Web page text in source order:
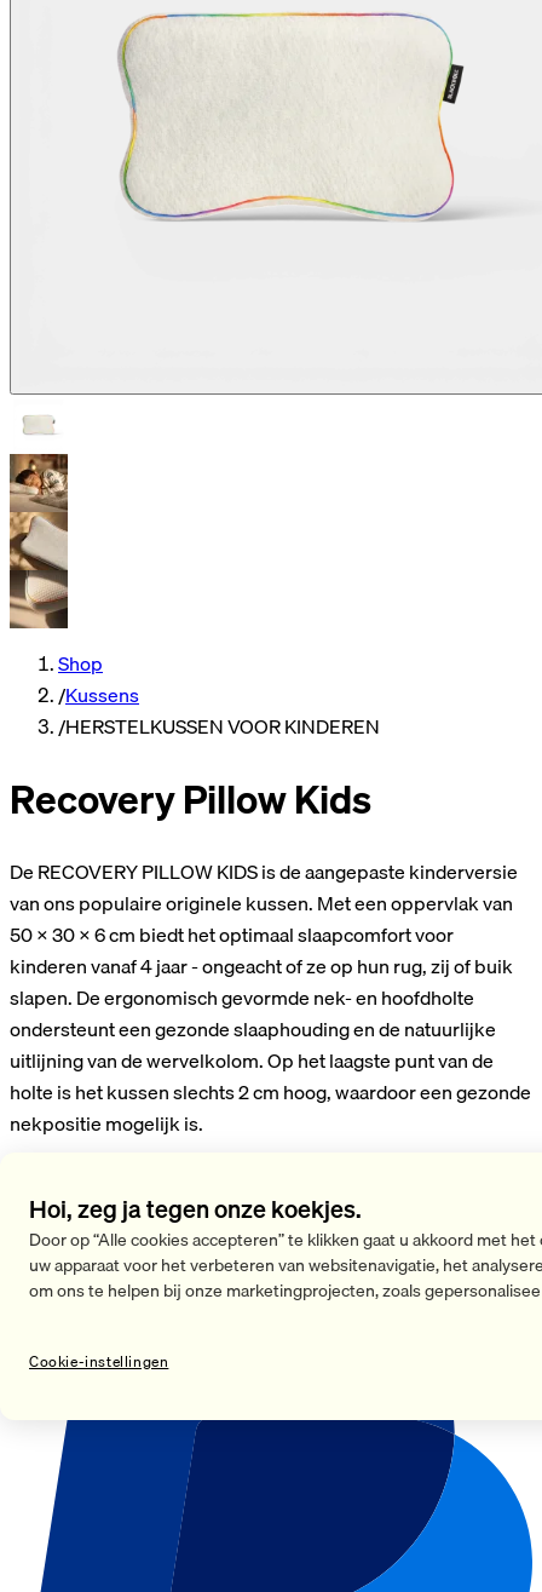
Shop
/Kussens
/HERSTELKUSSEN VOOR KINDEREN
Recovery Pillow Kids
De RECOVERY PILLOW KIDS is de aangepaste kinderversie
van ons populaire originele kussen. Met een oppervlak van
50 × 30 x 6 cm biedt het optimaal slaapcomfort voor
kinderen vanaf 4 jaar - ongeacht of ze op hun rug, zij of buik
slapen. De ergonomisch gevormde nek- en hoofdholte
ondersteunt een gezonde slaaphouding en de natuurlijke
uitlijning van de wervelkolom. Op het laagste punt van de
holte is het kussen slechts 2 cm hoog, waardoor een gezonde
nekpositie mogelijk is.
Recovery Pillow Kids
€ 79,90
In winkelwagenIn winkelwagen
Hoi, zeg ja tegen onze koekjes.
Door op “Alle cookies accepteren” te klikken gaat u akkoord met
uw apparaat voor het verbeteren van websitenavigatie, het
om ons te helpen bij onze marketingprojecten, zoals
Cookie-instellingen